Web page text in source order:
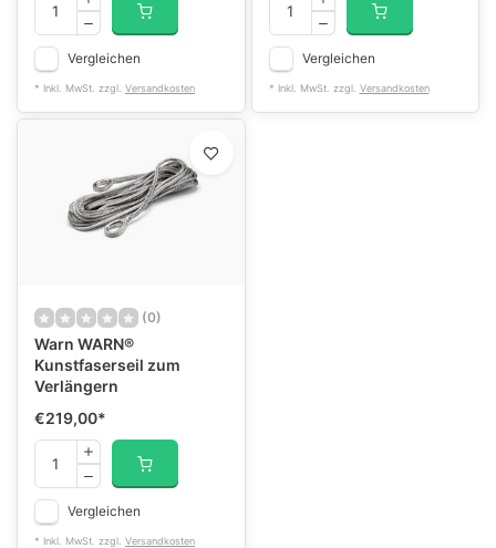
Vergleichen
* Inkl. MwSt. zzgl. Versandkosten
Vergleichen
* Inkl. MwSt. zzgl. Versandkosten
(0)
Warn WARN®
Kunstfaserseil zum
Verlängern
€219,00*
Vergleichen
* Inkl. MwSt. zzgl. Versandkosten